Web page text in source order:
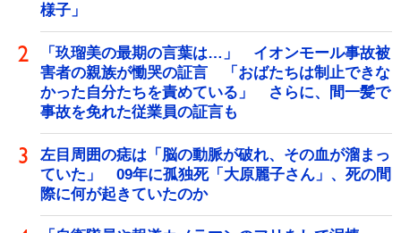
様子」
「玖瑠美の最期の言葉は…」 イオンモール事故被
害者の親族が慟哭の証言 「おばたちは制止できな
かった自分たちを責めている」 さらに、間一髪で
事故を免れた従業員の証言も
左目周囲の痣は「脳の動脈が破れ、その血が溜まっ
ていた」 09年に孤独死「大原麗子さん」、死の間
際に何が起きていたのか